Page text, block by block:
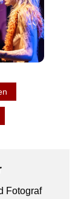
Fotograf